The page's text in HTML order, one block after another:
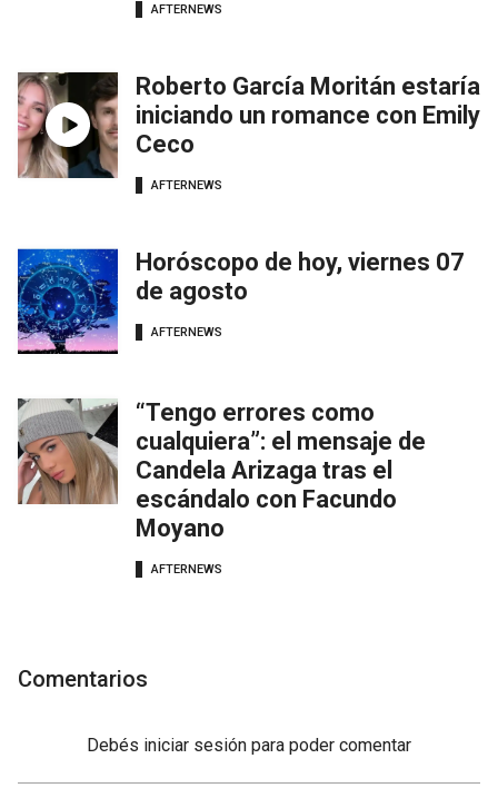
AFTERNEWS
Roberto García Moritán estaría
iniciando un romance con Emily
Ceco
AFTERNEWS
Horóscopo de hoy, viernes 07
de agosto
AFTERNEWS
“Tengo errores como
cualquiera”: el mensaje de
Candela Arizaga tras el
escándalo con Facundo
Moyano
AFTERNEWS
Comentarios
Debés iniciar sesión para poder comentar